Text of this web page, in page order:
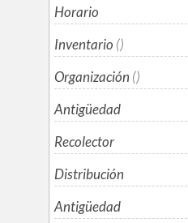
Horario
Inventario ()
Organización ()
Antigüedad
Recolector
Distribución
Antigüedad